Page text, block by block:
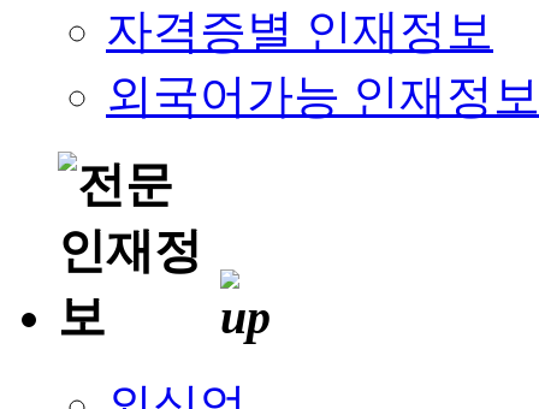
자격증별 인재정보
외국어가능 인재정보